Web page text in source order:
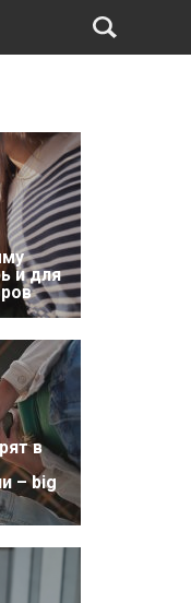
и для
в
– big